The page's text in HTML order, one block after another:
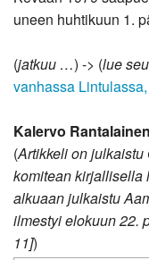
uneen huhtikuun 1.
(jatkuu …) -> (lue
vanhassa
Kalervo Rantalainen
(Artikkeli on
komitean kirjallisella
alkuaan julkaistu
ilmestyi elokuun 22.
11])